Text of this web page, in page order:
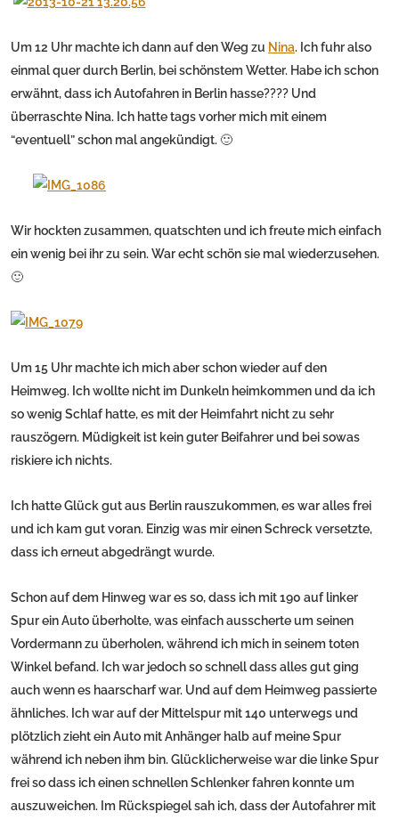
Um 12 Uhr machte ich dann auf den Weg zu Nina. Ich fuhr also
einmal quer durch Berlin, bei schönstem Wetter. Habe ich schon
erwähnt, dass ich Autofahren in Berlin hasse???? Und
überraschte Nina. Ich hatte tags vorher mich mit einem
“eventuell” schon mal angekündigt. 🙂
Wir hockten zusammen, quatschten und ich freute mich einfach
ein wenig bei ihr zu sein. War echt schön sie mal wiederzusehen.
🙂
Um 15 Uhr machte ich mich aber schon wieder auf den
Heimweg. Ich wollte nicht im Dunkeln heimkommen und da ich
so wenig Schlaf hatte, es mit der Heimfahrt nicht zu sehr
rauszögern. Müdigkeit ist kein guter Beifahrer und bei sowas
riskiere ich nichts.
Ich hatte Glück gut aus Berlin rauszukommen, es war alles frei
und ich kam gut voran. Einzig was mir einen Schreck versetzte,
dass ich erneut abgedrängt wurde.
Schon auf dem Hinweg war es so, dass ich mit 190 auf linker
Spur ein Auto überholte, was einfach ausscherte um seinen
Vordermann zu überholen, während ich mich in seinem toten
Winkel befand. Ich war jedoch so schnell dass alles gut ging
auch wenn es haarscharf war. Und auf dem Heimweg passierte
ähnliches. Ich war auf der Mittelspur mit 140 unterwegs und
plötzlich zieht ein Auto mit Anhänger halb auf meine Spur
während ich neben ihm bin. Glücklicherweise war die linke Spur
frei so dass ich einen schnellen Schlenker fahren konnte um
auszuweichen. Im Rückspiegel sah ich, dass der Autofahrer mit